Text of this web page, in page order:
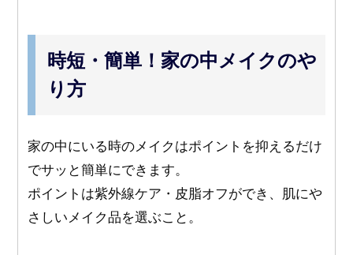
時短・簡単！家の中メイクのや
り方
家の中にいる時のメイクはポイントを抑えるだけ
でサッと簡単にできます。
ポイントは紫外線ケア・皮脂オフができ、肌にや
さしいメイク品を選ぶこと。